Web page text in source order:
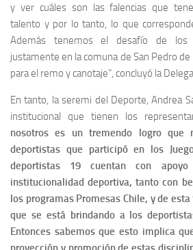
y ver cuáles son las falencias que
talento y por lo tanto, lo que
Además tenemos el desafío de los
justamente en la comuna de San Pedro de
para el remo y canotaje”, concluyó la
En tanto, la seremi del Deporte, Andrea
institucional que tienen los
nosotros es un tremendo logro que
deportistas que participó en los
deportistas 19 cuentan con
institucionalidad deportiva, tanto con
los programas Promesas Chile, y de
que se está brindando a los
Entonces sabemos que esto implica